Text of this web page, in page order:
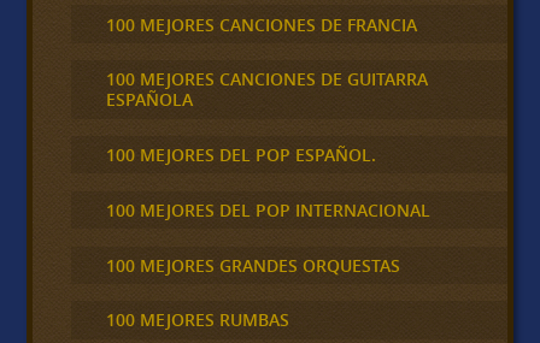
100 MEJORES CANCIONES DE FRANCIA
100 MEJORES CANCIONES DE GUITARRA
ESPAÑOLA
100 MEJORES DEL POP ESPAÑOL.
100 MEJORES DEL POP INTERNACIONAL
100 MEJORES GRANDES ORQUESTAS
100 MEJORES RUMBAS